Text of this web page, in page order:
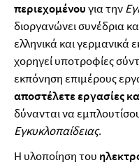
περιεχομένουγια την
διοργανώνει συνέδρια
ελληνικά και γερμανικά
χορηγεί υποτροφίες
εκπόνηση επιμέρους
αποστέλετε εργασίες
δύνανται να
Εγκυκλοπαίδειας.
Η υλοποίηση του